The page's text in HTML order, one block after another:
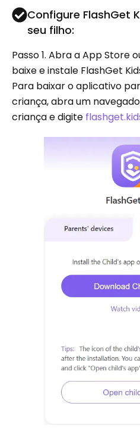
Configure FlashGet
seu filho:
Passo 1. Abra a App Store
baixe e instale FlashGet
Para baixar o aplicativo
criança, abra um
criança e digite